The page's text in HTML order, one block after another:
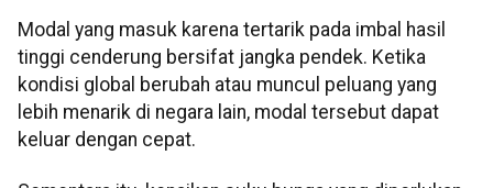
Modal yang masuk karena tertarik pada imbal hasil
tinggi cenderung bersifat jangka pendek. Ketika
kondisi global berubah atau muncul peluang yang
lebih menarik di negara lain, modal tersebut dapat
keluar dengan cepat.